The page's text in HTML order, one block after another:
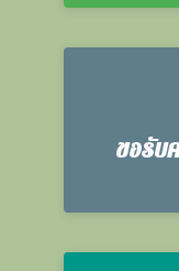
ขอรับ